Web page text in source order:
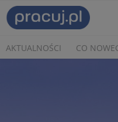
AKTUALNOŚCI CO